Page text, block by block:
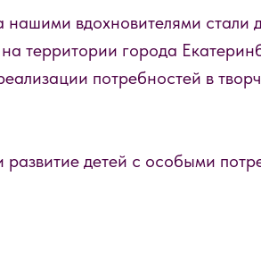
вдохновителями стали
территории города
потребностей в
детей с особыми